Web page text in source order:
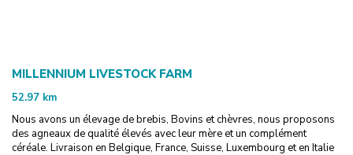
MILLENNIUM LIVESTOCK FARM
52.97 km
Nous avons un élevage de brebis, Bovins et chèvres, nous proposons
des agneaux de qualité élevés avec leur mère et un complément
céréale. Livraison en Belgique, France, Suisse, Luxembourg et en Italie